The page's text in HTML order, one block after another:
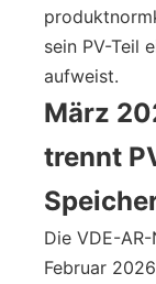
sein PV-Teil
aufweist.
März
trennt
Die VDE-
Februar